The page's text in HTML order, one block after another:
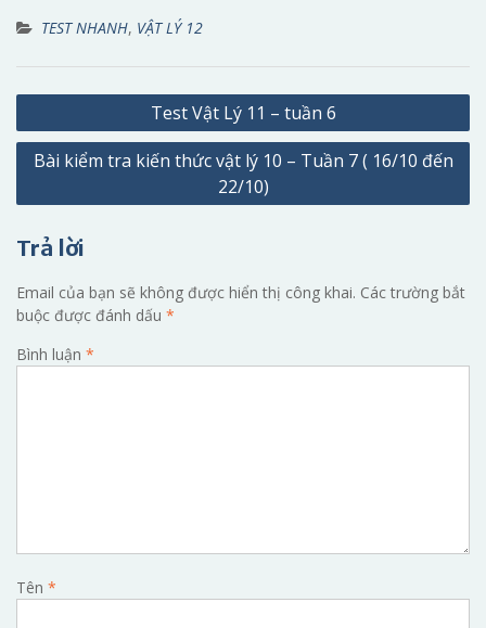
TEST NHANH, VẬT LÝ 12
Điều
hướng
bài
Test Vật Lý 11 – tuần 6
Bài kiểm tra kiến thức vật lý 10 – Tuần 7 ( 16/10 đến
22/10)
Trả lời
Email của bạn sẽ không được hiển thị công khai. Các trường bắt
buộc được đánh dấu *
Bình luận *
Tên *